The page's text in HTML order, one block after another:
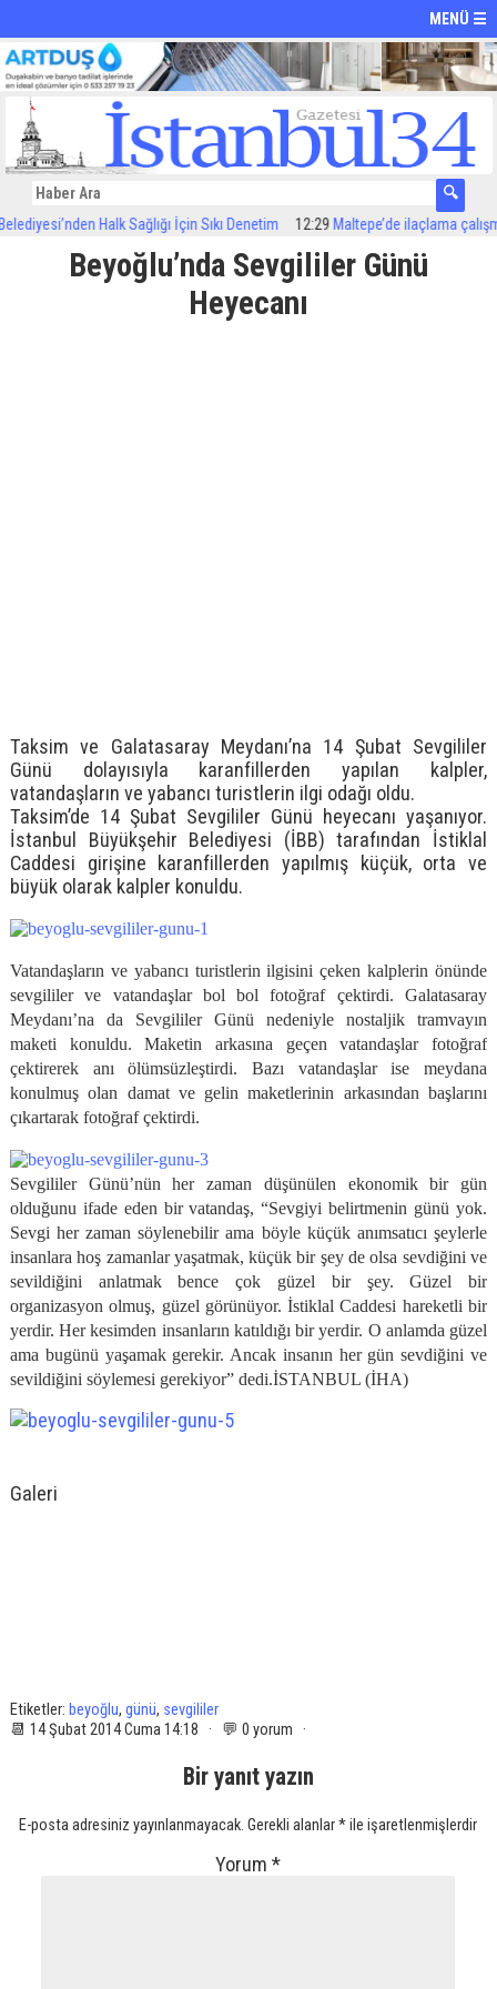
MENÜ ☰
Halk Sağlığı İçin Sıkı Denetim 12:29 Maltepe’de ilaçlama
Beyoğlu’nda Sevgililer Günü
Heyecanı
Taksim ve Galatasaray Meydanı’na 14 Şubat Sevgililer
Günü dolayısıyla karanfillerden yapılan kalpler,
vatandaşların ve yabancı turistlerin ilgi odağı oldu.
Taksim’de 14 Şubat Sevgililer Günü heyecanı yaşanıyor.
İstanbul Büyükşehir Belediyesi (İBB) tarafından İstiklal
Caddesi girişine karanfillerden yapılmış küçük, orta ve
büyük olarak kalpler konuldu.
Vatandaşların ve yabancı turistlerin ilgisini çeken kalplerin önünde
sevgililer ve vatandaşlar bol bol fotoğraf çektirdi. Galatasaray
Meydanı’na da Sevgililer Günü nedeniyle nostaljik tramvayın
maketi konuldu. Maketin arkasına geçen vatandaşlar fotoğraf
çektirerek anı ölümsüzleştirdi. Bazı vatandaşlar ise meydana
konulmuş olan damat ve gelin maketlerinin arkasından başlarını
çıkartarak fotoğraf çektirdi.
Sevgililer Günü’nün her zaman düşünülen ekonomik bir gün
olduğunu ifade eden bir vatandaş, “Sevgiyi belirtmenin günü yok.
Sevgi her zaman söylenebilir ama böyle küçük anımsatıcı şeylerle
insanlara hoş zamanlar yaşatmak, küçük bir şey de olsa sevdiğini ve
sevildiğini anlatmak bence çok güzel bir şey. Güzel bir
organizasyon olmuş, güzel görünüyor. İstiklal Caddesi hareketli bir
yerdir. Her kesimden insanların katıldığı bir yerdir. O anlamda güzel
ama bugünü yaşamak gerekir. Ancak insanın her gün sevdiğini ve
sevildiğini söylemesi gerekiyor” dedi.İSTANBUL (İHA)
Galeri
Etiketler: beyoğlu, günü, sevgililer
📆 14 Şubat 2014 Cuma 14:18 · 💬 0 yorum ·
Bir yanıt yazın
E-posta adresiniz yayınlanmayacak. Gerekli alanlar*ile işaretlenmişlerdir
Yorum*